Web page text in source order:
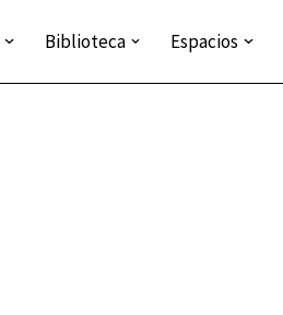
Biblioteca Espacios